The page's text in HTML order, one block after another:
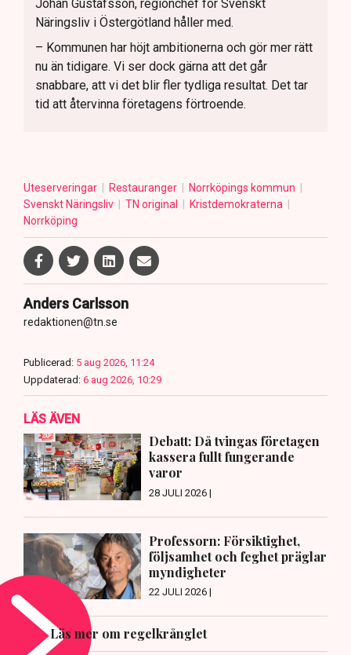
Johan Gustafsson, regionchef för Svenskt
Näringsliv i Östergötland håller med.
– Kommunen har höjt ambitionerna och gör mer rätt
nu än tidigare. Vi ser dock gärna att det går
snabbare, att vi det blir fler tydliga resultat. Det tar
tid att återvinna företagens förtroende.
Uteserveringar Restauranger
Norrköpings kommun
Svenskt Näringsliv
TN original
Kristdemokraterna
Norrköping
Anders Carlsson
redaktionen@tn.se
Publicerad: 5 aug 2026, 11:24
Uppdaterad: 6 aug 2026, 10:29
LÄS ÄVEN
Debatt: Då tvingas företagen
kassera fullt fungerande
varor
28 JULI 2026 |
Professorn: Försiktighet,
följsamhet och feghet präglar
myndigheter
22 JULI 2026 |
Läs mer om regelkrånglet